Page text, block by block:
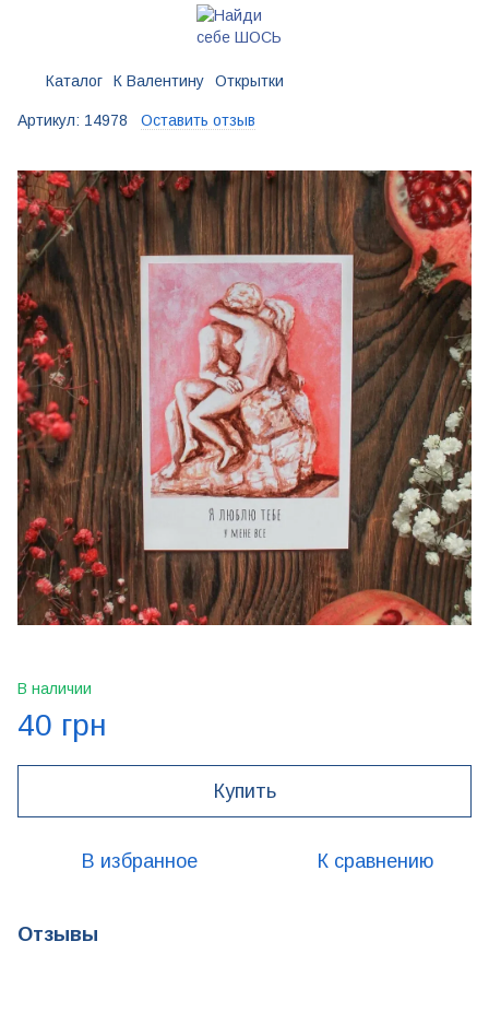
Каталог К Валентину Открытки
Артикул: 14978 Оставить отзыв
В наличии
40 грн
Купить
В избранное К сравнению
Отзывы